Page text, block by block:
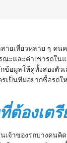
สายเที่ยวหลาย ๆ ค
ณะและค่าเช่ารถใน
กข้อมูลให้ดูทั้งสองตัว
เป็นทีมอยากซื้อรถใ
ต้องเต
นเจ้าของรถบางคนคิ